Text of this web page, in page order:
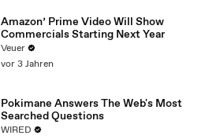
Amazon’ Prime Video Will Show
Commercials Starting Next Year
Veuer
vor 3 Jahren
Pokimane Answers The Web's Most
Searched Questions
WIRED